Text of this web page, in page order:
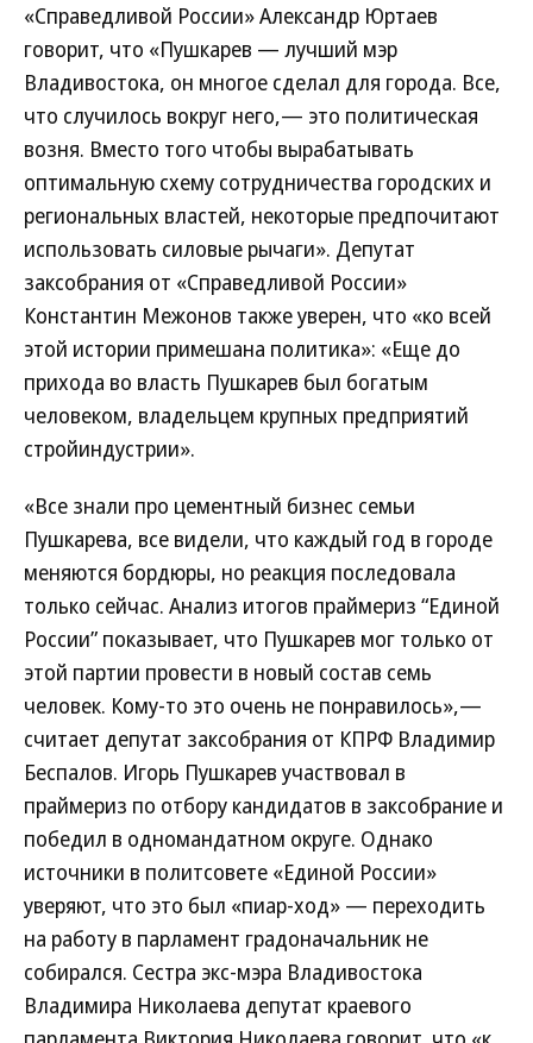
«Справедливой России» Александр Юртаев
говорит, что «Пушкарев — лучший мэр
Владивостока, он многое сделал для города. Все,
что случилось вокруг него,— это политическая
возня. Вместо того чтобы вырабатывать
оптимальную схему сотрудничества городских и
региональных властей, некоторые предпочитают
использовать силовые рычаги». Депутат
заксобрания от «Справедливой России»
Константин Межонов также уверен, что «ко всей
этой истории примешана политика»: «Еще до
прихода во власть Пушкарев был богатым
человеком, владельцем крупных предприятий
стройиндустрии».
«Все знали про цементный бизнес семьи
Пушкарева, все видели, что каждый год в городе
меняются бордюры, но реакция последовала
только сейчас. Анализ итогов праймериз “Единой
России” показывает, что Пушкарев мог только от
этой партии провести в новый состав семь
человек. Кому-то это очень не понравилось»,—
считает депутат заксобрания от КПРФ Владимир
Беспалов. Игорь Пушкарев участвовал в
праймериз по отбору кандидатов в заксобрание и
победил в одномандатном округе. Однако
источники в политсовете «Единой России»
уверяют, что это был «пиар-ход» — переходить
на работу в парламент градоначальник не
собирался. Сестра экс-мэра Владивостока
Владимира Николаева депутат краевого